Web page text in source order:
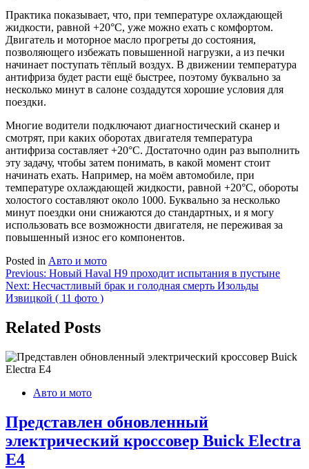
Практика показывает, что, при температуре охлаждающей
жидкости, равной +20°C, уже можно ехать с комфортом.
Двигатель и моторное масло прогреты до состояния,
позволяющего избежать повышенной нагрузки, а из печки
начинает поступать тёплый воздух. В движении температура
антифриза будет расти ещё быстрее, поэтому буквально за
несколько минут в салоне создадутся хорошие условия для
поездки.
Многие водители подключают диагностический сканер и
смотрят, при каких оборотах двигателя температура
антифриза составляет +20°C. Достаточно один раз выполнить
эту задачу, чтобы затем понимать, в какой момент стоит
начинать ехать. Например, на моём автомобиле, при
температуре охлаждающей жидкости, равной +20°C, обороты
холостого составляют около 1000. Буквально за несколько
минут поездки они снижаются до стандартных, и я могу
использовать все возможности двигателя, не переживая за
повышенный износ его компонентов.
Posted in Авто и мото
Навигация
по
Previous: Новый Haval H9 проходит испытания в пустыне
Next: Несчастливый брак и голодная смерть Изольды
Извицкой ( 11 фото )
Related Posts
Авто и мото
Представлен обновленный
электрический кроссовер Buick Electra
E4